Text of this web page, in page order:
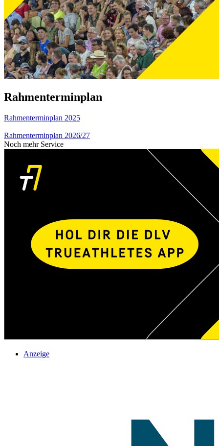
Rahmenterminplan
Rahmenterminplan 2025
Rahmenterminplan 2026/27
Noch mehr Service
Anzeige